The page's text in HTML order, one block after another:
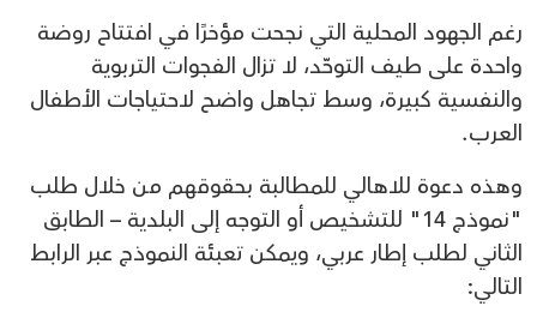
رغم الجهود المحلية التي نجحت مؤخرًا في افتتاح روضة
واحدة على طيف التوحّد، لا تزال الفجوات التربوية
والنفسية كبيرة، وسط تجاهل واضح لاحتياجات الأطفال
العرب.
وهذه دعوة للاهالي للمطالبة بحقوقهم من خلال طلب
"نموذج 14" للتشخيص أو التوجه إلى البلدية – الطابق
الثاني لطلب إطار عربي، ويمكن تعبئة النموذج عبر الرابط
التالي: